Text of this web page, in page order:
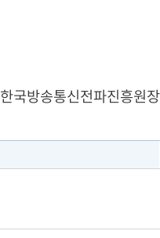
한국방송통신전파진흥원장